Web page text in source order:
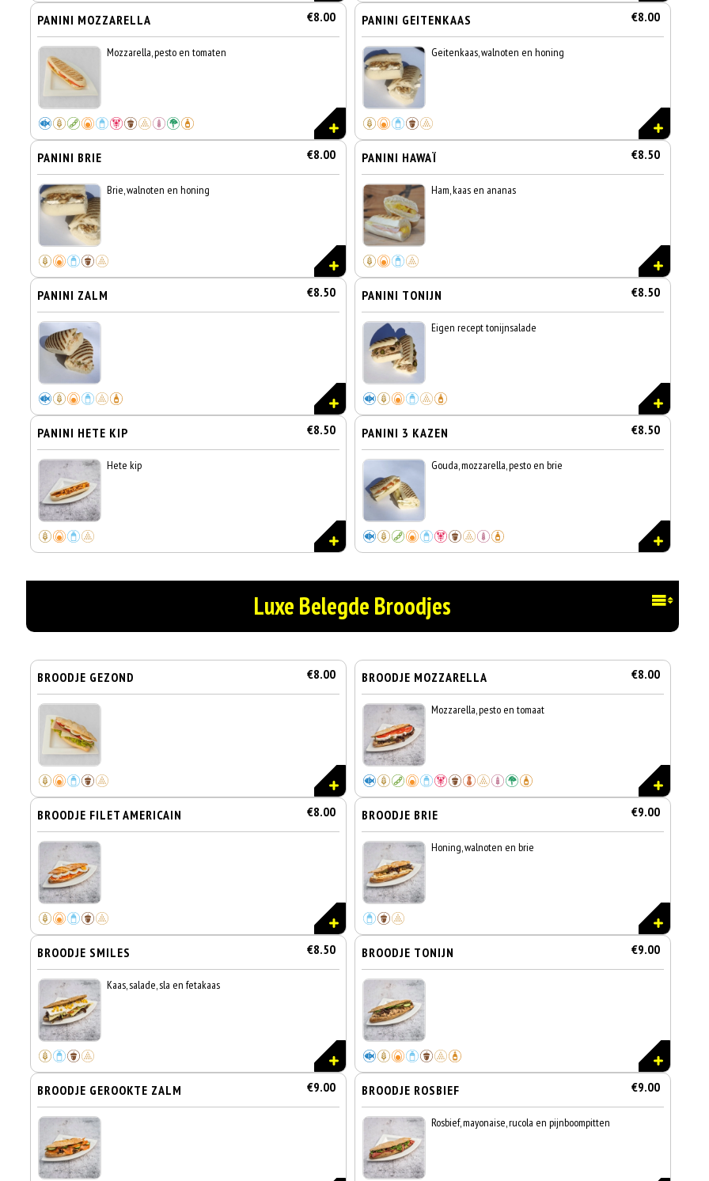
PANINI MOZZARELLA €8.00
Mozzarella, pesto en tomaten
PANINI GEITENKAAS €8.00
Geitenkaas, walnoten en honing
PANINI BRIE €8.00
Brie, walnoten en honing
PANINI HAWAÏ €8.50
Ham, kaas en ananas
PANINI ZALM €8.50 PANINI TONIJN €8.50
Eigen recept tonijnsalade
PANINI HETE KIP €8.50
Hete kip
PANINI 3 KAZEN €8.50
Gouda, mozzarella, pesto en brie
Luxe Belegde Broodjes
BROODJE GEZOND €8.00 BROODJE MOZZARELLA €8.00
Mozzarella, pesto en tomaat
BROODJE FILET AMERICAIN €8.00 BROODJE BRIE €9.00
Honing, walnoten en brie
BROODJE SMILES €8.50
Kaas, salade, sla en fetakaas
BROODJE TONIJN €9.00
BROODJE GEROOKTE ZALM €9.00 BROODJE ROSBIEF €9.00
Rosbief, mayonaise, rucola en pijnboompitten